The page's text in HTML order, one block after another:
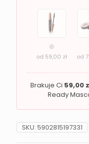
od 59,00 zł od
Brakuje Ci 59,00
Ready
SKU: 5902815197331